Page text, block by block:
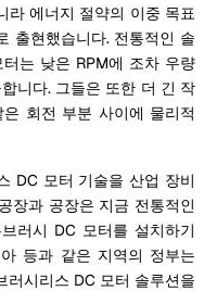
라 에너지 절약의 이중 목표
출현했습니다. 전통적인 솔
는 낮은 RPM에 조차 우량
니다. 그들은 또한 더 긴 작
회전 부분 사이에 물리적
DC 모터 기술을 산업 장비
장과 공장은 지금 전통적인
러시 DC 모터를 설치하기
등과 같은 지역의 정부는
러시리스 DC 모터 솔루션을